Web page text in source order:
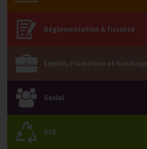
Réglementation & fiscalité
Emploi, Formation et Handicap
Social
RSE